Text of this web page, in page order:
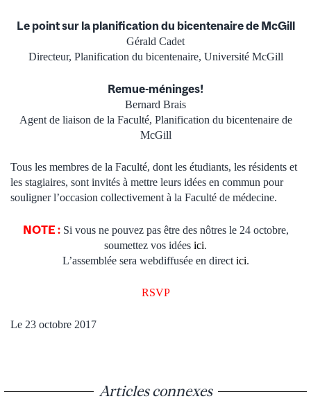
Le point sur la planification du bicentenaire de McGill
Gérald Cadet
Directeur, Planification du bicentenaire, Université McGill
Remue-méninges!
Bernard Brais
Agent de liaison de la Faculté, Planification du bicentenaire de
McGill
Tous les membres de la Faculté, dont les étudiants, les résidents et
les stagiaires, sont invités à mettre leurs idées en commun pour
souligner l’occasion collectivement à la Faculté de médecine.
NOTE :Si vous ne pouvez pas être des nôtres le 24 octobre,
soumettez vos idées ici.
L’assemblée sera webdiffusée en direct ici.
RSVP
Le 23 octobre 2017
Articles connexes